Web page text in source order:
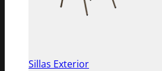
Sillas Exterior